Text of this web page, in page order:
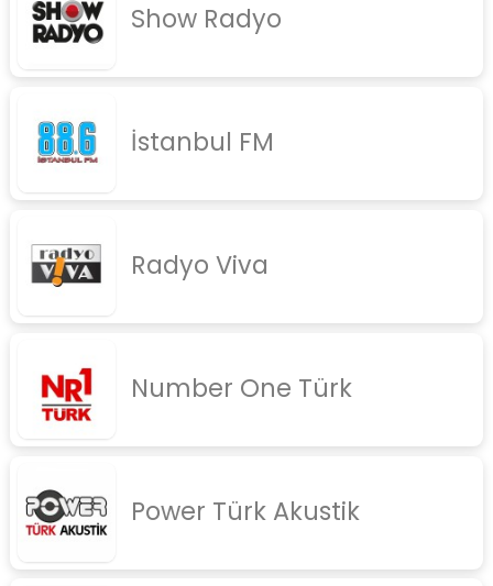
Show Radyo
İstanbul FM
Radyo Viva
Number One Türk
Power Türk Akustik